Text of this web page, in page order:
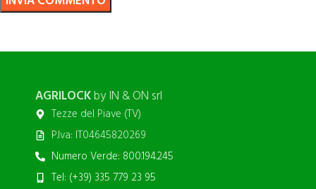
AGRILOCKby IN & ON srl
Tezze del Piave (TV)
P.Iva: IT04645820269
Numero Verde: 800.194.245
Tel: (+39) 335 779 23 95